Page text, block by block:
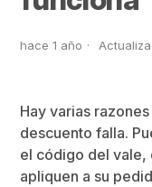
hace 1 año
Hay varias
descuento falla.
el código del vale,
apliquen a su